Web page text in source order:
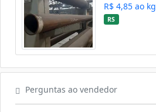
R$ 4,85 ao kg
RS
Perguntas ao vendedor